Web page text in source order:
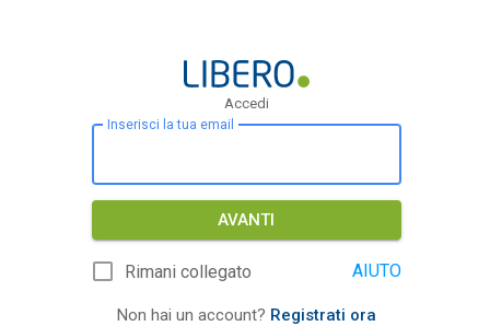
Accedi
Inserisci la tua email
AVANTI
Rimani collegato AIUTO
Non hai un account? Registrati ora